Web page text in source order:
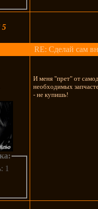
5
RE: Сделай сам
1
И меня "прет" от
необходимых
- не купишь!